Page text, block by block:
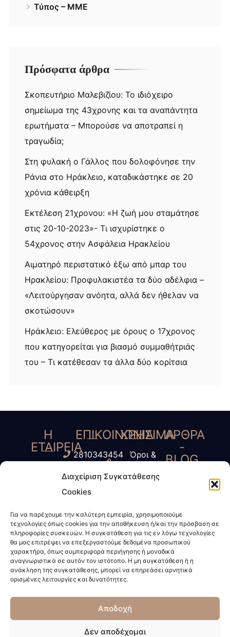
Διαχείριση Συγκατάθεσης
Cookies
Για να παρέχουμε την καλύτερη εμπειρία, χρησιμοποιούμε
τεχνολογίες όπως cookies για την αποθήκευση ή/και την πρόσβαση σε
πληροφορίες συσκευών. Η συγκατάθεση για τις εν λόγω τεχνολογίες
θα μας επιτρέψει να επεξεργαστούμε δεδομένα προσωπικού
χαρακτήρα, όπως συμπεριφορά περιήγησης ή μοναδικά
αναγνωριστικά σε αυτόν τον ιστότοπο. Η μη συγκατάθεση ή η
ανάκληση της συγκατάθεσης, μπορεί να επηρεάσει αρνητικά
ορισμένες λειτουργίες και δυνατότητες.
Αποδοχή
Δεν αποδέχομαι
Τύπος – ΜΜΕ
Πρόσφατα άρθρα
Σκοπευτήριο Μαλεβιζίου: Το ιδιόχειρο
σημείωμα της 43χρονης και τα αναπάντητα
ερωτήματα – Μπορούσε να αποτραπεί η
τραγωδία;
Στη φυλακή ο Γάλλος που δολοφόνησε την
Ράνια στο Ηράκλειο, καταδικάστηκε σε 20
χρόνια κάθειρξη
Εκτέλεση 21χρονου: «Η ζωή μου σταμάτησε
στις 20-10-2023»- Τι ισχυρίστηκε ο
54χρονος στην Ασφάλεια Ηρακλείου
Αιματηρό περιστατικό έξω από μπαρ του
Ηρακλείου: Προφυλακιστέα τα δύο αδέλφια –
«Λειτούργησαν ανόητα, αλλά δεν ήθελαν να
σκοτώσουν»
Ηράκλειο: Ελεύθερος με όρους ο 17χρονος
που κατηγορείται για βιασμό συμμαθήτριάς
του – Τι κατέθεσαν τα άλλα δύο κορίτσια
Η
ΕΤΑΙΡΕΙΑ
Κοκοσάλης
Παπαδάκη
&
Συνεργάτες
Διακεκριμένη
Δικηγορική
είμαστε;
ΕΠΙΚΟΙΝΩΝΙΑ
2810343454
www.kokosalis.gr
ΧΡΗΣΙΜΑ
Όροι &
Πολιτική
Cookies
ΑΡΘΡΑ
-
BLOG
Νέα -
Επικαιρότητα